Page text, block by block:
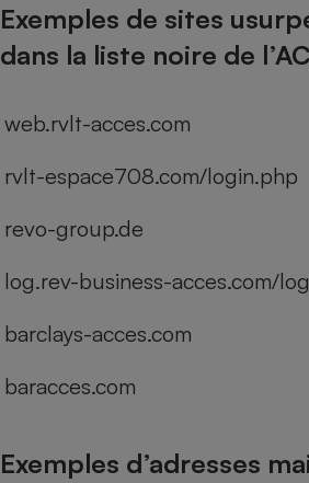
Exemples de sites
dans la liste noire de
web.rvlt-acces.com
rvlt-espace708.com/login.php
revo-group.de
log.rev-business-acces.com/
barclays-acces.com
baracces.com
Exemples d’adresses